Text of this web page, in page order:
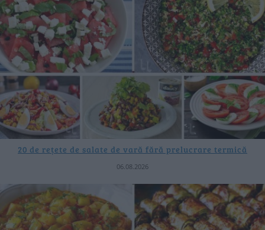
20 de rețete de salate de vară fără prelucrare termică
06.08.2026